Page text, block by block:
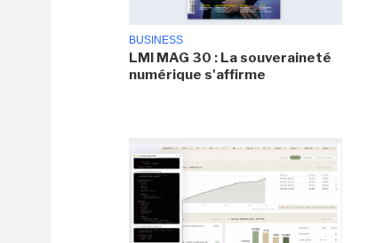
BUSINESS
LMI MAG 30 : La souveraineté
numérique s'affirme